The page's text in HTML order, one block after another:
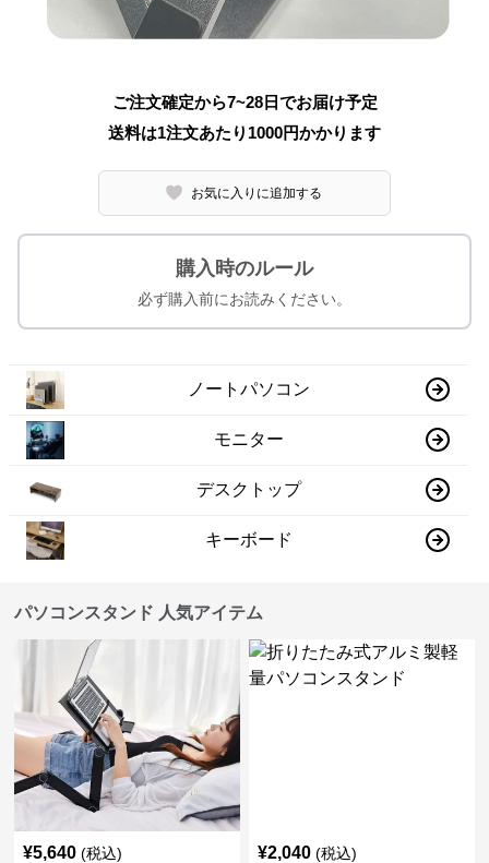
ご注文確定から7~28日でお届け予定
送料は1注文あたり 1000円かかります
お気に入りに追加する
購入時のルール
必ず購入前にお読みください。
ノートパソコン
モニター
デスクトップ
キーボード
パソコンスタンド 人気アイテム
¥5,640 (税込) ¥2,040 (税込)